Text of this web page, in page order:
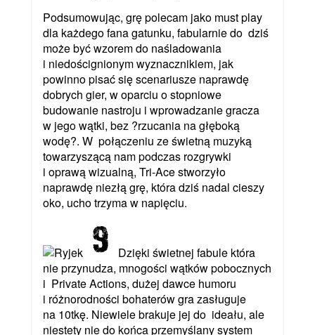
Podsumowując, grę polecam jako must play
dla każdego fana gatunku, fabularnie do dziś
może być wzorem do naśladowania
i niedoścignionym wyznacznikiem, jak
powinno pisać się scenariusze naprawdę
dobrych gier, w oparciu o stopniowe
budowanie nastroju i wprowadzanie gracza
w jego wątki, bez ?rzucania na głęboką
wodę?. W połączeniu ze świetną muzyką
towarzyszącą nam podczas rozgrywki
i oprawą wizualną, Tri-Ace stworzyło
naprawdę niezłą grę, która dziś nadal cieszy
oko, ucho trzyma w napięciu.
Dzięki świetnej fabule która
nie przynudza, mnogości wątków pobocznych
i Private Actions, dużej dawce humoru
i różnorodności bohaterów gra zasługuje
na 10tkę. Niewiele brakuje jej do ideału, ale
niestety nie do końca przemyślany system